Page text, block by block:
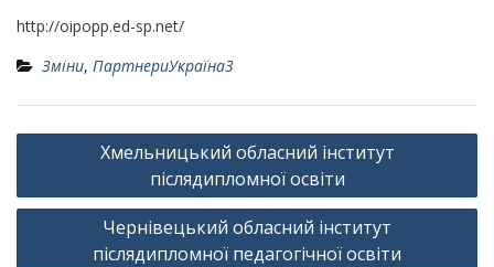
http://oipopp.ed-sp.net/
Зміни, ПартнериУкраїна3
Навігація
Хмельницький обласний інститут
післядипломної освіти
Чернівецький обласний інститут
післядипломної педагогічної освіти